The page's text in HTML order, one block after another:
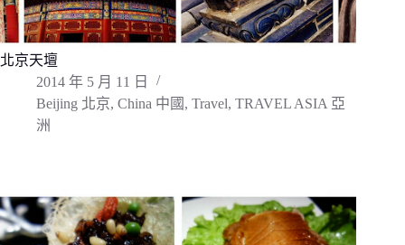
北京天壇
2014 年 5 月 11 日
Beijing 北京, China 中國 , Travel, TRAVEL ASIA 亞
洲